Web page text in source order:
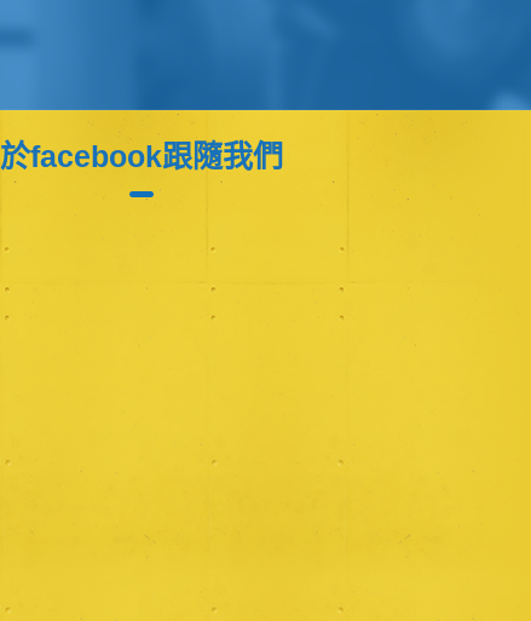
於facebook跟隨我們